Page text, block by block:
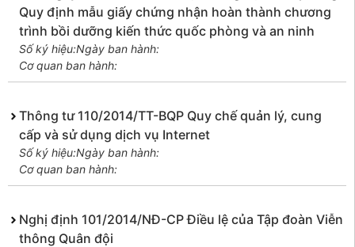
Quy định mẫu giấy chứng nhận hoàn thành chương
trình bồi dưỡng kiến thức quốc phòng và an ninh
Số ký hiệu:Ngày ban hành:
Cơ quan ban hành:
Thông tư 110/2014/TT-BQP Quy chế quản lý, cung
cấp và sử dụng dịch vụ Internet
Số ký hiệu:Ngày ban hành:
Cơ quan ban hành:
Nghị định 101/2014/NĐ-CP Điều lệ của Tập đoàn Viễn
thông Quân đội